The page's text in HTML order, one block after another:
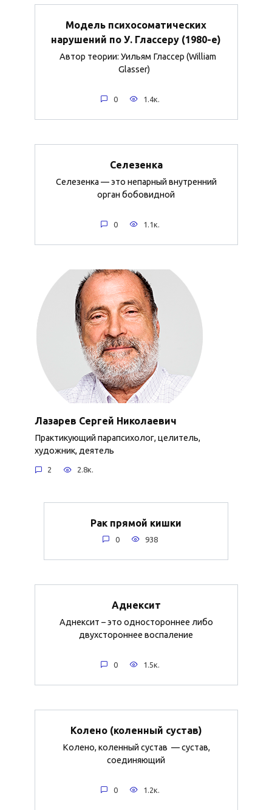
Модель психосоматических
нарушений по У. Глассеру (1980-е)
Автор теории: Уильям Глассер (William
Glasser)
0 1.4к.
Селезенка
Селезенка — это непарный внутренний
орган бобовидной
0 1.1к.
Лазарев Сергей Николаевич
Практикующий парапсихолог, целитель,
художник, деятель
2 2.8к.
Рак прямой кишки
0 938
Аднексит
Аднексит – это одностороннее либо
двухстороннее воспаление
0 1.5к.
Колено (коленный сустав)
Колено, коленный сустав — сустав,
соединяющий
0 1.2к.